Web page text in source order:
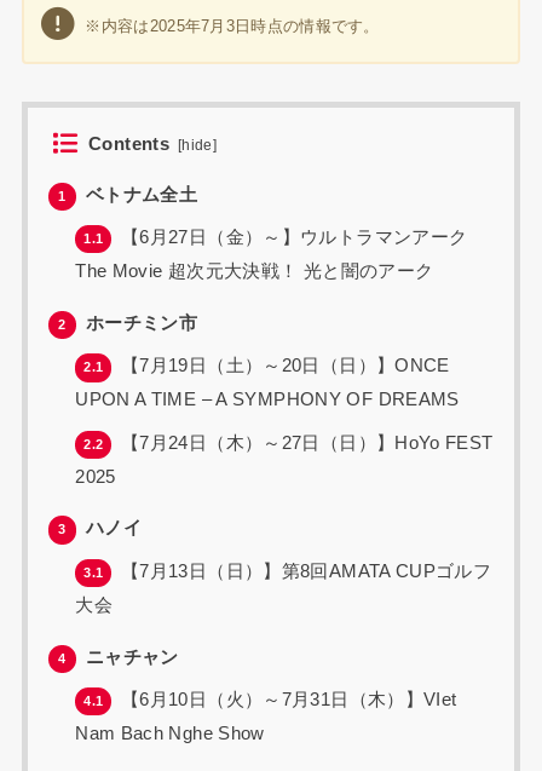
※内容は2025年7月3日時点の情報です。
Contents [hide]
1 ベトナム全土
1.1
【6月27日（金）～】ウルトラマンアーク
The Movie 超次元大決戦！ 光と闇のアーク
2 ホーチミン市
2.1
【7月19日（土）～20日（日）】ONCE
UPON A TIME – A SYMPHONY OF DREAMS
2.2
【7月24日（木）～27日（日）】HoYo FEST
2025
3 ハノイ
3.1
【7月13日（日）】第8回AMATA CUPゴルフ
大会
4 ニャチャン
4.1
【6月10日（火）～7月31日（木）】VIet
Nam Bach Nghe Show